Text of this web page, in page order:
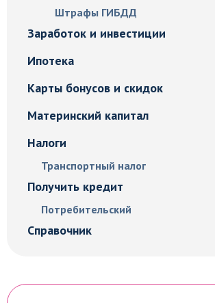
Штрафы ГИБДД
Заработок и инвестиции
Ипотека
Карты бонусов и скидок
Материнский капитал
Налоги
Транспортный налог
Получить кредит
Потребительский
Справочник